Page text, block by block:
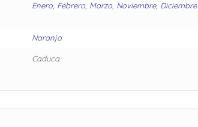
Enero, Febrero, Marzo, Noviembre, Diciembre
Naranjo
Caduca